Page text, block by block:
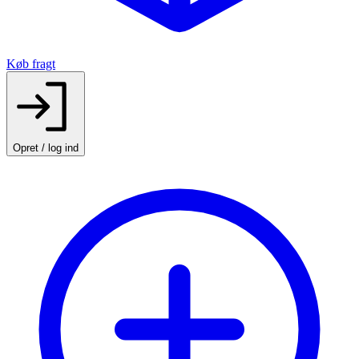
Køb fragt
Opret / log ind